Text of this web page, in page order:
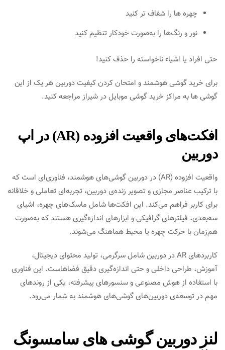
چهره‌ ها را شفاف‌ تر کنید
نور و رنگ‌ها را به‌صورت خودکار تنظیم کنید
حتی افراد یا اشیاء ناخواسته را حذف کنید!
برای خرید گوشی هوشمند و امتحان کردن کیفیت دوربین هر یک از این
گوشی ها به مراکز خرید گوشی موبایل در شیراز مراجعه کنید.
افکت‌های واقعیت افزوده (AR) در اپ
دوربین
واقعیت افزوده (AR) در دوربین گوشی‌های هوشمند، فناوری‌ای است که
با ترکیب عناصر مجازی و تصویر زنده‌ی دوربین، تجربه‌ای تعاملی و خلاقانه
برای کاربر فراهم می‌کند. این افکت‌ها شامل ماسک‌های چهره، اشیای
سه‌بعدی، فیلترهای گرافیکی و ابزارهای اندازه‌گیری هستند که به‌صورت
هم‌زمان با حرکت چهره یا محیط هماهنگ می‌شوند.
کاربردهای AR در دوربین شامل سرگرمی، تولید محتوای دیجیتال،
آموزش، طراحی داخلی و حتی اندازه‌گیری دقیق فضاهاست. این فناوری
با استفاده از هوش مصنوعی و سنسورهای پیشرفته، یکی از روندهای
مهم در توسعه‌ی دوربین‌های گوشی‌های هوشمند به شمار می‌رود.
لنز دوربین گوشی های سامسونگ